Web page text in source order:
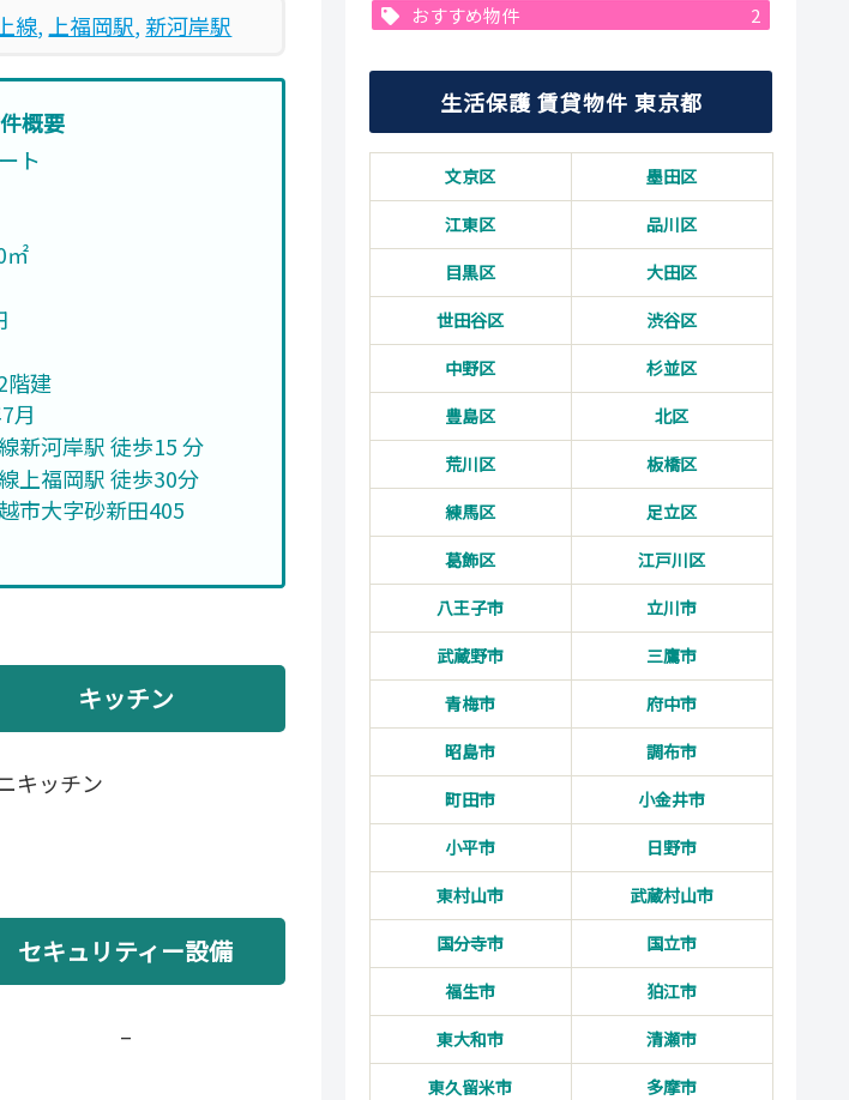
線, 上福岡駅, 新河岸駅
概要
ト
㎡
階建
月
新河岸駅 徒歩15 分
上福岡駅 徒歩30分
市大字砂新田405
キッチン
キッチン
セキュリティー設備
–
おすすめ物件
2
生活保護 賃貸物件 東京都
文京区
墨田区
江東区
品川区
目黒区
大田区
世田谷区
渋谷区
中野区
杉並区
豊島区
北区
荒川区
板橋区
練馬区
足立区
葛飾区
江戸川区
八王子市
立川市
武蔵野市
三鷹市
青梅市
府中市
昭島市
調布市
町田市
小金井市
小平市
日野市
東村山市
武蔵村山市
国分寺市
国立市
福生市
狛江市
東大和市
清瀬市
東久留米市
多摩市